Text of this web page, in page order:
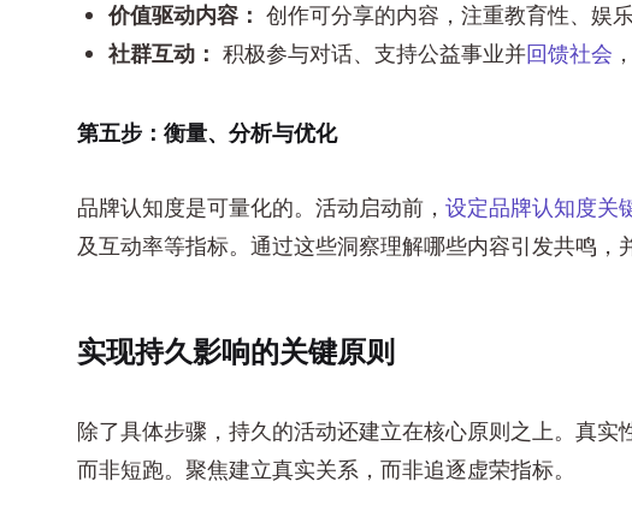
价值驱动内容： 创作可分享的内容，注重教育性、娱
社群互动： 积极参与对话、支持公益事业并回馈社会
第五步：衡量、分析与优化
品牌认知度是可量化的。活动启动前， 设定品牌认知度关
及互动率等指标。通过这些洞察理解哪些内容引发共鸣，
实现持久影响的关键原则
除了具体步骤，持久的活动还建立在核心原则之上。真实
而非短跑。聚焦建立真实关系，而非追逐虚荣指标。